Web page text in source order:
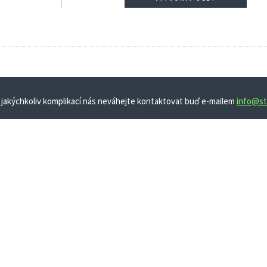
jakýchkoliv komplikací nás neváhejte kontaktovat buď e-mailem